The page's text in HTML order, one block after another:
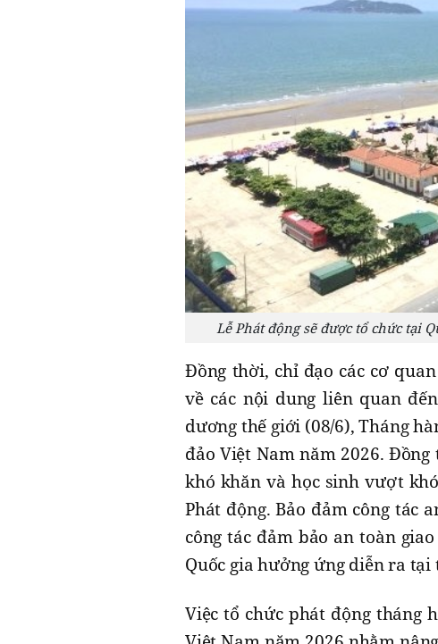
Lễ Phát động sẽ được tổ chức tại
Đồng thời, chỉ đạo các cơ
về các nội dung liên quan
dương thế giới (08/6), Tháng
đảo Việt Nam năm 2026.
khó khăn và học sinh vượt
Phát động. Bảo đảm công tác
công tác đảm bảo an toàn
Quốc gia hưởng ứng diễn ra
Việc tổ chức phát động tháng